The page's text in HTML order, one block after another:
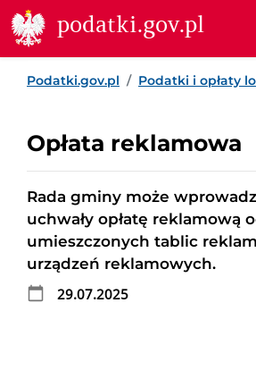
Przejdź do treści
Przejdź do wyszukiwarki
Przejdź do stopki
podatki.gov.pl
Podatki.gov.pl Podatki i opłaty
Opłata reklamowa
Rada gminy może
uchwały opłatę reklamową
umieszczonych tablic
urządzeń reklamowych.
29.07.2025